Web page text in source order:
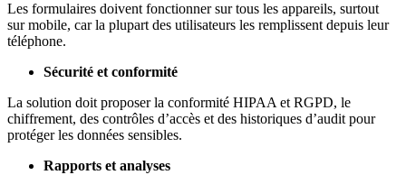
Les formulaires doivent fonctionner sur tous les appareils, surtout
sur mobile, car la plupart des utilisateurs les remplissent depuis leur
téléphone.
Sécurité et conformité
La solution doit proposer la conformité HIPAA et RGPD, le
chiffrement, des contrôles d’accès et des historiques d’audit pour
protéger les données sensibles.
Rapports et analyses